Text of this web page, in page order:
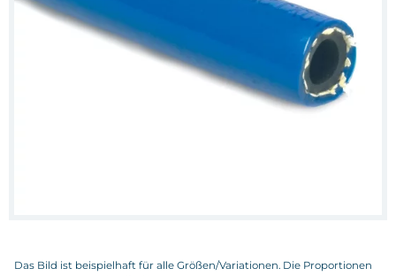
Das Bild ist beispielhaft für alle Größen/Variationen. Die Proportionen